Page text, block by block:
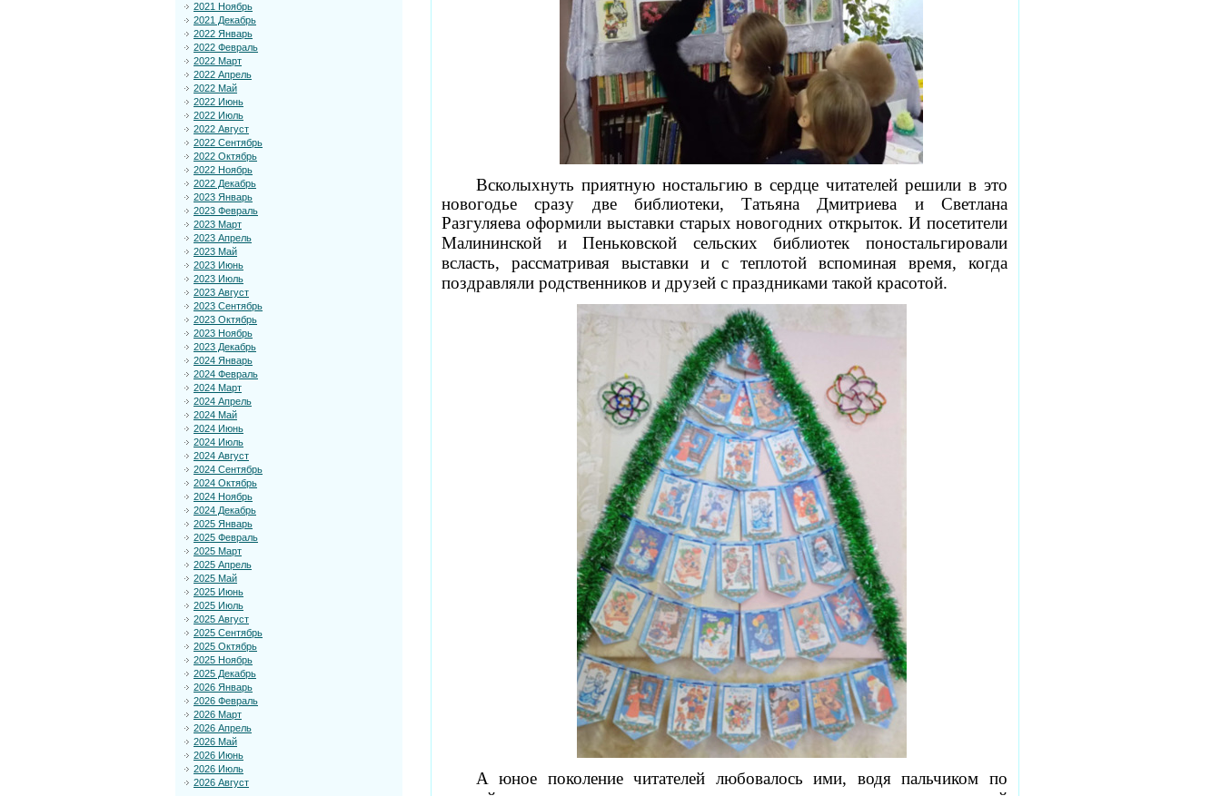
2021 Ноябрь
2021 Декабрь
2022 Январь
2022 Февраль
2022 Март
2022 Апрель
2022 Май
2022 Июнь
2022 Июль
2022 Август
2022 Сентябрь
2022 Октябрь
2022 Ноябрь
2022 Декабрь
2023 Январь
2023 Февраль
2023 Март
2023 Апрель
2023 Май
2023 Июнь
2023 Июль
2023 Август
2023 Сентябрь
2023 Октябрь
2023 Ноябрь
2023 Декабрь
2024 Январь
2024 Февраль
2024 Март
2024 Апрель
2024 Май
2024 Июнь
2024 Июль
2024 Август
2024 Сентябрь
2024 Октябрь
2024 Ноябрь
2024 Декабрь
2025 Январь
2025 Февраль
2025 Март
2025 Апрель
2025 Май
2025 Июнь
2025 Июль
2025 Август
2025 Сентябрь
2025 Октябрь
2025 Ноябрь
2025 Декабрь
2026 Январь
2026 Февраль
2026 Март
2026 Апрель
2026 Май
2026 Июнь
2026 Июль
2026 Август
Всколыхнуть приятную ностальгию в сердце читателей решили в это
новогодье сразу две библиотеки, Татьяна Дмитриева и Светлана
Разгуляева оформили выставки старых новогодних открыток.И посетители
Малининской и Пеньковской сельских библиотек поностальгировали
всласть, рассматривая выставки и с теплотой вспоминая время, когда
поздравляли родственников и друзей с праздниками такой красотой.
А юное поколение читателей любовалось ими, водя пальчиком по